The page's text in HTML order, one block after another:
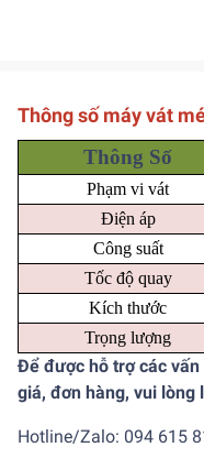
Thông số máy vát
Thông Số
Phạm vi vát
Điện áp
Công suất
Tốc độ quay
Kích thước
Trọng lượng
Để được hỗ trợ các
giá, đơn hàng, vui lòng
Hotline/Zalo: 094 615